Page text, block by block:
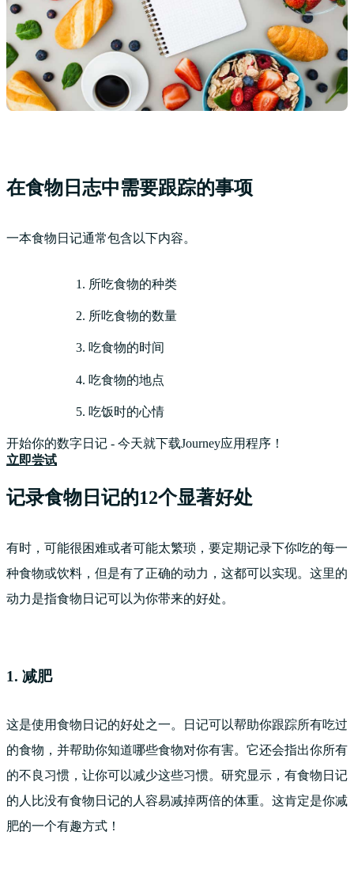
在食物日志中需要跟踪的事项
一本食物日记通常包含以下内容。
所吃食物的种类
所吃食物的数量
吃食物的时间
吃食物的地点
吃饭时的心情
开始你的数字日记 - 今天就下载Journey应用程序！
立即尝试
记录食物日记的12个显著好处
有时，可能很困难或者可能太繁琐，要定期记录下你吃的每一
种食物或饮料，但是有了正确的动力，这都可以实现。这里的
动力是指食物日记可以为你带来的好处。
1. 减肥
这是使用食物日记的好处之一。日记可以帮助你跟踪所有吃过
的食物，并帮助你知道哪些食物对你有害。它还会指出你所有
的不良习惯，让你可以减少这些习惯。研究显示，有食物日记
的人比没有食物日记的人容易减掉两倍的体重。这肯定是你减
肥的一个有趣方式！